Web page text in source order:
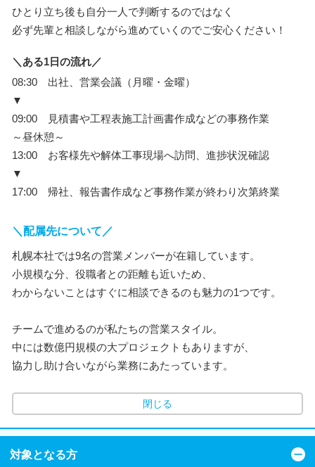
ひとり立ち後も自分一人で判断するのではなく
必ず先輩と相談しながら進めていくのでご安心ください！
＼ある1日の流れ／
08:30 出社、営業会議（月曜・金曜）
▼
09:00 見積書や工程表施工計画書作成などの事務作業
～昼休憩～
13:00 お客様先や解体工事現場へ訪問、進捗状況確認
▼
17:00 帰社、報告書作成など事務作業が終わり次第終業
＼配属先について／
札幌本社では9名の営業メンバーが在籍しています。
小規模な分、役職者との距離も近いため、
わからないことはすぐに相談できるのも魅力の1つです。
チームで進めるのが私たちの営業スタイル。
中には数億円規模の大プロジェクトもありますが、
協力し助け合いながら業務にあたっています。
閉じる
対象となる方